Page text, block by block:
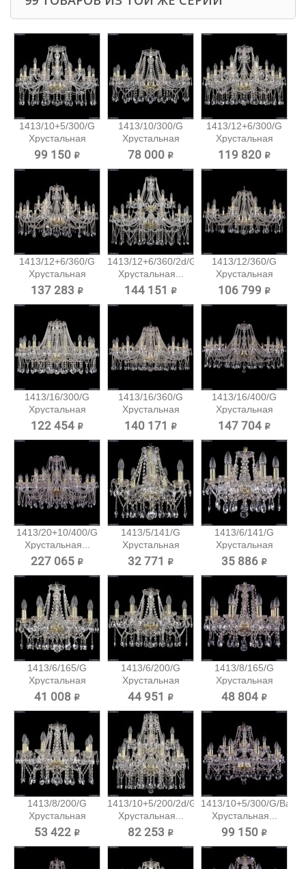
1413/10+5/300/G
Хрустальная
подвесная...
99 150 ₽
1413/10/300/G
Хрустальная
подвесная...
78 000 ₽
1413/12+6/300/G
Хрустальная
подвесная...
119 820 ₽
1413/12+6/360/G
Хрустальная
подвесная...
137 283 ₽
1413/12+6/360/2d/G
Хрустальная...
144 151 ₽
1413/12/360/G
Хрустальная
подвесная...
106 799 ₽
1413/16/300/G
Хрустальная
подвесная...
122 454 ₽
1413/16/360/G
Хрустальная
подвесная...
140 171 ₽
1413/16/400/G
Хрустальная
подвесная...
147 704 ₽
1413/20+10/400/G
Хрустальная...
227 065 ₽
1413/5/141/G
Хрустальная
подвесная...
32 771 ₽
1413/6/141/G
Хрустальная
подвесная...
35 886 ₽
1413/6/165/G
Хрустальная
подвесная...
41 008 ₽
1413/6/200/G
Хрустальная
подвесная...
44 951 ₽
1413/8/165/G
Хрустальная
подвесная...
48 804 ₽
1413/8/200/G
Хрустальная
подвесная...
53 422 ₽
1413/10+5/200/2d/G
Хрустальная...
82 253 ₽
1413/10+5/300/G/Balls
Хрустальная...
99 150 ₽